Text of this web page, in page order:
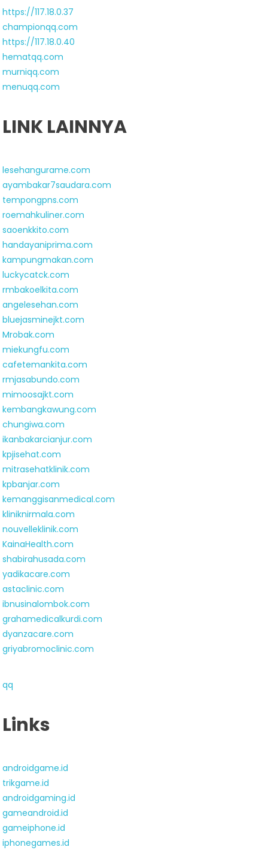
https://117.18.0.37
championqq.com
https://117.18.0.40
hematqq.com
murniqq.com
menuqq.com
LINK LAINNYA
lesehangurame.com
ayambakar7saudara.com
tempongpns.com
roemahkuliner.com
saoenkkito.com
handayaniprima.com
kampungmakan.com
luckycatck.com
rmbakoelkita.com
angelesehan.com
bluejasminejkt.com
Mrobak.com
miekungfu.com
cafetemankita.com
rmjasabundo.com
mimoosajkt.com
kembangkawung.com
chungiwa.com
ikanbakarcianjur.com
kpjisehat.com
mitrasehatklinik.com
kpbanjar.com
kemanggisanmedical.com
kliniknirmala.com
nouvelleklinik.com
KainaHealth.com
shabirahusada.com
yadikacare.com
astaclinic.com
ibnusinalombok.com
grahamedicalkurdi.com
dyanzacare.com
griyabromoclinic.com
qq
Links
androidgame.id
trikgame.id
androidgaming.id
gameandroid.id
gameiphone.id
iphonegames.id